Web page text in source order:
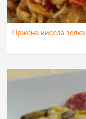
Пржена кисела